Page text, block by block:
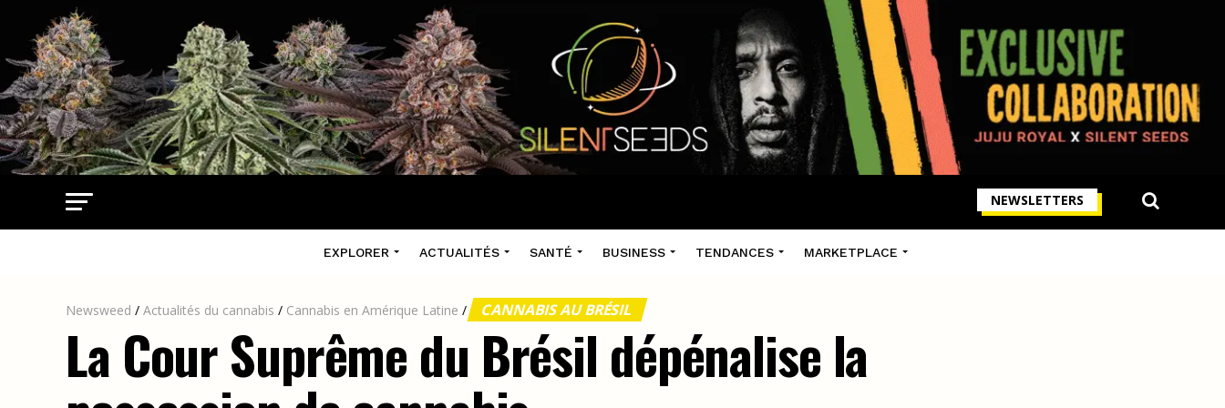
NEWSLETTERS
EXPLORER ACTUALITÉS SANTÉ BUSINESS TENDANCES MARKETPLACE
Newsweed / Actualités du cannabis / Cannabis en Amérique Latine / CANNABIS AU BRÉSIL
La Cour Suprême du Brésil dépénalise la